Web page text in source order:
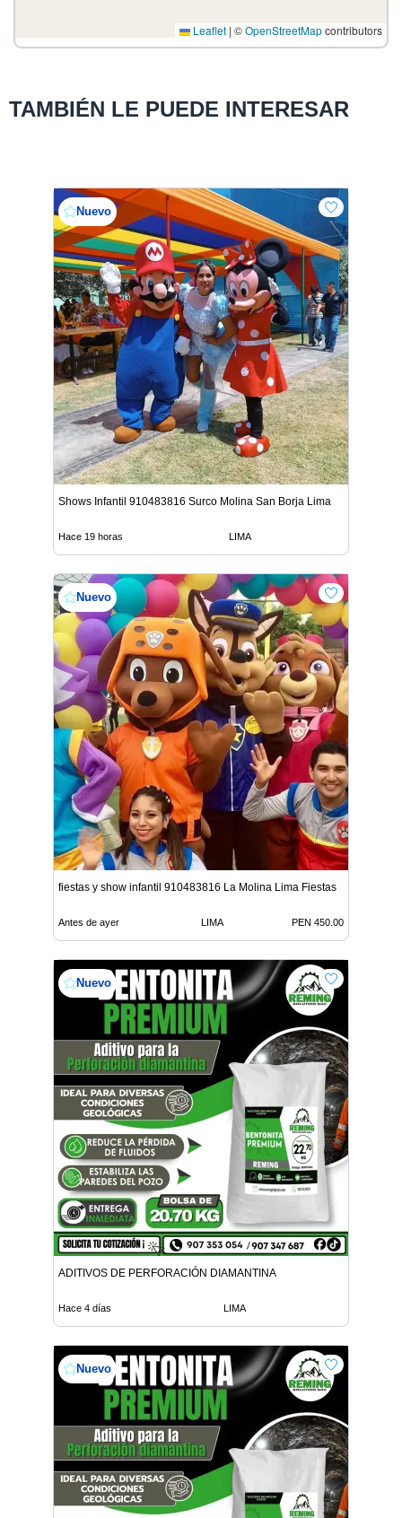
Leaflet | ©OpenStreetMapcontributors
TAMBIÉN LE PUEDE INTERESAR
Nuevo
Shows Infantil 910483816 Surco Molina San Borja Lima
Hace 19 horas LIMA
Nuevo
fiestas y show infantil 910483816 La Molina Lima Fiestas
Antes de ayer LIMA PEN 450.00
Nuevo
ADITIVOS DE PERFORACIÓN DIAMANTINA
Hace 4 días LIMA
Nuevo